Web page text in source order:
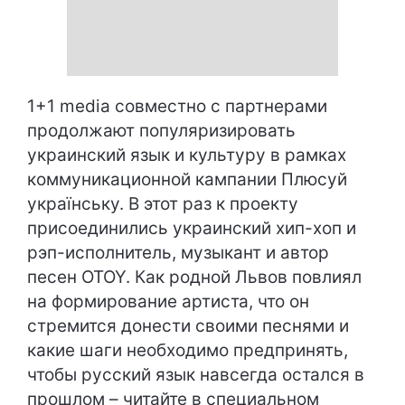
1+1 media совместно с партнерами
продолжают популяризировать
украинский язык и культуру в рамках
коммуникационной кампании Плюсуй
українську. В этот раз к проекту
присоединились украинский хип-хоп и
рэп-исполнитель, музыкант и автор
песен OTOY. Как родной Львов повлиял
на формирование артиста, что он
стремится донести своими песнями и
какие шаги необходимо предпринять,
чтобы русский язык навсегда остался в
прошлом – читайте в специальном